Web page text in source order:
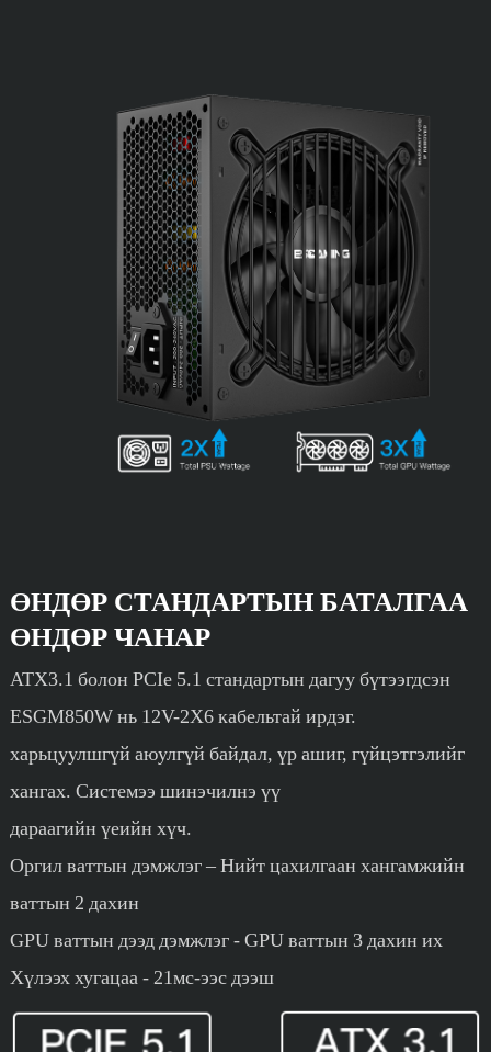
ӨНДӨР СТАНДАРТЫН БАТАЛГАА
ӨНДӨР ЧАНАР
ATX3.1 болон PCIe 5.1 стандартын дагуу бүтээгдсэн
ESGM850W нь 12V-2X6 кабельтай ирдэг.
харьцуулшгүй аюулгүй байдал, үр ашиг, гүйцэтгэлийг
хангах. Системээ шинэчилнэ үү
дараагийн үеийн хүч.
Оргил ваттын дэмжлэг – Нийт цахилгаан хангамжийн
ваттын 2 дахин
GPU ваттын дээд дэмжлэг - GPU ваттын 3 дахин их
Хүлээх хугацаа - 21мс-ээс дээш